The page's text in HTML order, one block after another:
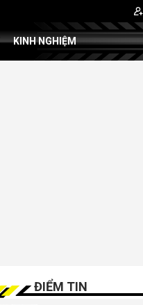
KINH NGHIỆM
ĐIỂM TIN